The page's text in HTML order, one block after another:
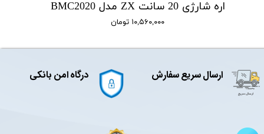
اره شارژی 20 سانت ZX مدل BMC2020
۱۰,۵۶۰,۰۰۰ تومان
ارسال سریع سفارش درگاه امن بانکی